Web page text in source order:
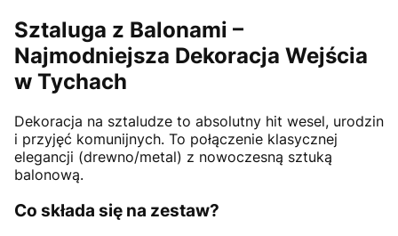
Sztaluga z Balonami –
Najmodniejsza Dekoracja Wejścia
w Tychach
Dekoracja na sztaludze to absolutny hit wesel, urodzin
i przyjęć komunijnych. To połączenie klasycznej
elegancji (drewno/metal) z nowoczesną sztuką
balonową.
Co składa się na zestaw?